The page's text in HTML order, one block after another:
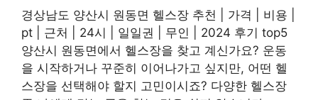
경상남도 양산시 원동면 헬스장 추천 | 가격 | 비용 |
pt | 근처 | 24시 | 일일권 | 무인 | 2024 후기 top5
양산시 원동면에서 헬스장을 찾고 계신가요? 운동
을 시작하거나 꾸준히 이어나가고 싶지만, 어떤 헬
스장을 선택해야 할지 고민이시죠? 다양한 헬스장